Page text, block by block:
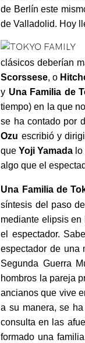
de Berlín este
de Valladolid. Hoy
clásicos deberían
Scorssese, o
y Una Familia de
tiempo) en la que
se ha contado por
Ozu escribió y
queYoji Yamada
algo que el
Una Familia de
síntesis del paso
mediante elipsis
el espectador.
espectador de una
Segunda Guerra
hombros la pareja
ancianos que vive
a su manera, se
consulta en las
formado una